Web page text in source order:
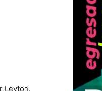
Leyton,